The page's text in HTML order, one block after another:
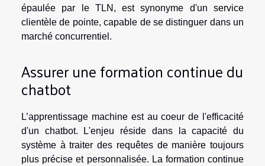
épaulée par le TLN, est synonyme d'un service
clientèle de pointe, capable de se distinguer dans un
marché concurrentiel.
Assurer une formation continue du
chatbot
L’apprentissage machine est au coeur de l'efficacité
d'un chatbot. L'enjeu réside dans la capacité du
système à traiter des requêtes de manière toujours
plus précise et personnalisée. La formation continue